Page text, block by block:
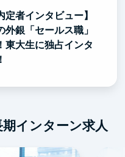
定者インタビュー】
外銀「セールス職」
東大生に独占インタ
インターン求人